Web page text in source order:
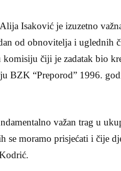
Isaković je izuzetno
od obnovitelja i uglednih
čiji je zadatak bio
BZK “Preporod” 1996.
važan trag u
se moramo prisjećati i čije